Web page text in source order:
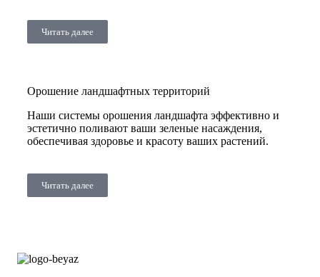
Читать далее
Орошение ландшафтных территорий
Наши системы орошения ландшафта эффективно и
эстетично поливают ваши зеленые насаждения,
обеспечивая здоровье и красоту ваших растений.
Читать далее